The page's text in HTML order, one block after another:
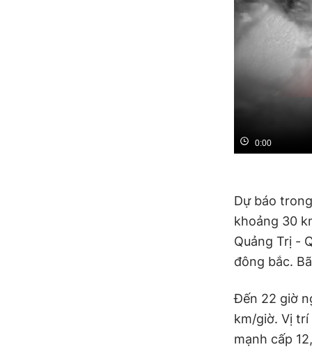
0:00
Dự báo
khoảng 30
Quảng Trị -
đông bắc.
Đến 22 giờ
km/giờ. Vị
mạnh cấp